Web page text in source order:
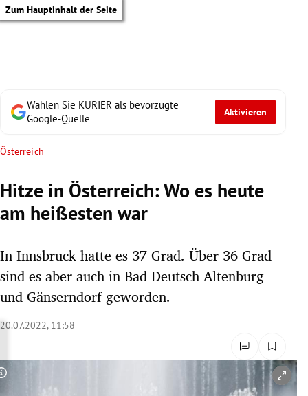
Zum Hauptinhalt der Seite
Untermenü
Untermenü
Untermenü
Wählen Sie KURIER als bevorzugte
Google-Quelle
Aktivieren
Österreich
Hitze in Österreich: Wo es heute
am heißesten war
In Innsbruck hatte es 37 Grad. Über 36 Grad
sind es aber auch in Bad Deutsch-Altenburg
und Gänserndorf geworden.
20.07.2022, 11:58
Copyright-Hinweis öffnen/schließen